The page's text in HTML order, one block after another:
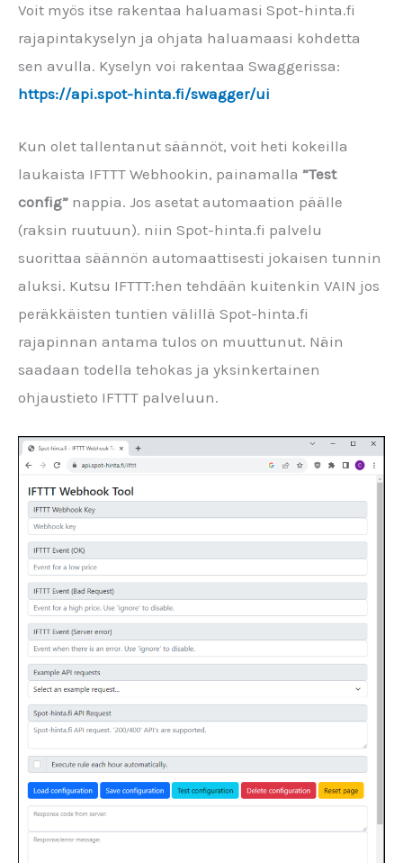
Voit myös itse rakentaa haluamasi Spot-hinta.fi
rajapintakyselyn ja ohjata haluamaasi kohdetta
sen avulla. Kyselyn voi rakentaa Swaggerissa:
https://api.spot-hinta.fi/swagger/ui
Kun olet tallentanut säännöt, voit heti kokeilla
laukaista IFTTT Webhookin, painamalla ”Test
config” nappia. Jos asetat automaation päälle
(raksin ruutuun). niin Spot-hinta.fi palvelu
suorittaa säännön automaattisesti jokaisen tunnin
aluksi. Kutsu IFTTT:hen tehdään kuitenkin VAIN jos
peräkkäisten tuntien välillä Spot-hinta.fi
rajapinnan antama tulos on muuttunut. Näin
saadaan todella tehokas ja yksinkertainen
ohjaustieto IFTTT palveluun.